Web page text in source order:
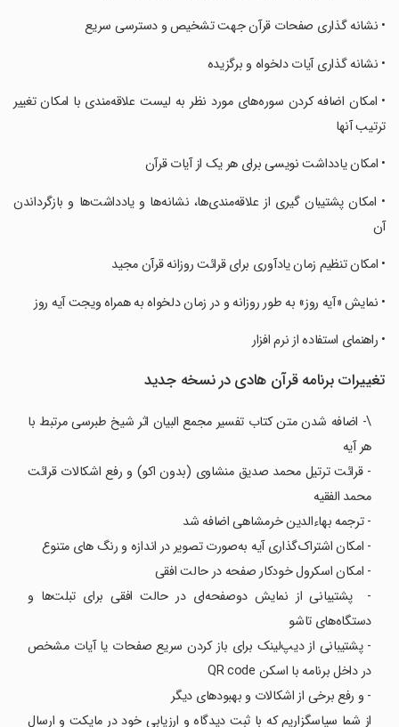
‏‏‏‏‏‏‏‏‏‏‏‏‏‏‏• نشانه گذارى صفحات قرآن جهت تشخیص و دسترسى سریع
‏‏‏‏‏‏‏‏‏‏‏‏‏‏‏• نشانه گذارى آیات دلخواه و برگزیده
‏‏‏‏‏‏‏‏‏‏‏‏‏‏‏• امکان اضافه کردن سوره‌ها‌ی مورد نظر به لیست علاقه‌مندی با امکان تغییر
ترتیب آنها
‏‏‏‏‏‏‏‏‏‏‏‏‏‏‏• امکان یادداشت نویسی برای هر یک از آیات قرآن
‏‏‏‏‏‏‏‏‏‏‏‏‏‏‏• امکان پشتیبان گیری از علاقه‌مندی‌ها، نشانه‌ها و یادداشت‌ها و بازگرداندن
آن
‏‏‏‏‏‏‏‏‏‏‏‏‏‏‏• امکان تنظیم زمان یادآوری برای قرائت روزانه‌ قرآن مجید
‏‏‏‏‏‏‏‏‏‏‏‏‏‏‏• نمایش «آیه روز» به طور روزانه و در زمان دلخواه به همراه ویجت آیه روز
‏‏‏‏‏‏‏‏‏‏‏‏‏‏‏• راهنماى استفاده از نرم افزار
تغییرات برنامه ‏‏‏‏‏‏‏‏‏‏‏‏‏‏‏‏‏‏‏‏‏‏قرآن هادی در نسخه جدید
\- اضافه شدن متن کتاب تفسیر مجمع البیان اثر شیخ طبرسی مرتبط با
هر آیه
- قرائت ترتیل محمد صدیق منشاوی (بدون اکو) و رفع اشکالات قرائت
محمد الفقیه
- ترجمه بهاءالدین خرمشاهی اضافه شد
- امکان اشتراک‌گذاری آیه به‌صورت تصویر در اندازه و رنگ های متنوع
- امکان اسکرول خودکار صفحه در حالت افقی
- پشتیبانی از نمایش دوصفحه‌ای در حالت افقی برای تبلت‌ها و
دستگاه‌های تاشو
- پشتیبانی از دیپ‌لینک برای باز کردن سریع صفحات یا آیات مشخص
در داخل برنامه با اسکن QR code
- و رفع برخی از اشکالات و بهبود‌های دیگر
از شما سپاسگزاریم که با ثبت دیدگاه و ارزیابی خود در مایکت و ارسال